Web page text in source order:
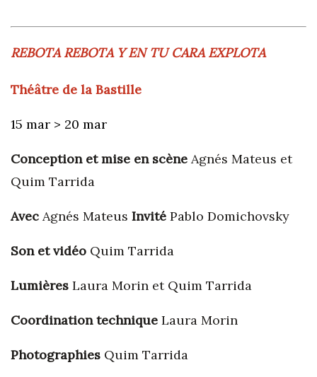
REBOTA REBOTA Y EN TU CARA EXPLOTA
Théâtre de la Bastille
15 mar > 20 mar
Conception et mise en scène Agnés Mateus et
Quim Tarrida
Avec Agnés Mateus Invité Pablo Domichovsky
Son et vidéo Quim Tarrida
Lumières Laura Morin et Quim Tarrida
Coordination technique Laura Morin
Photographies Quim Tarrida